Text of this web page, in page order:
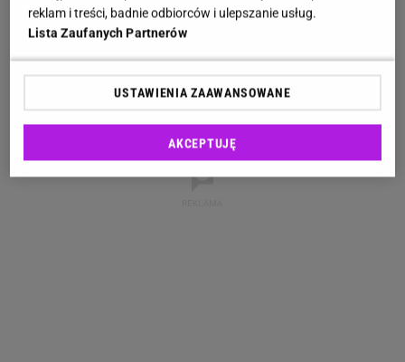
reklam i treści, badnie odbiorców i ulepszanie usług.
Lista Zaufanych Partnerów
USTAWIENIA ZAAWANSOWANE
AKCEPTUJĘ